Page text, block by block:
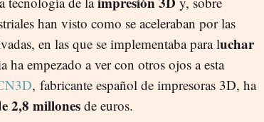
han visto como se aceleraban por las
en las que se implementaba para luchar
ha empezado a ver con otros ojos a esta
, fabricante español de impresoras 3D, ha
2,8 millones de euros.